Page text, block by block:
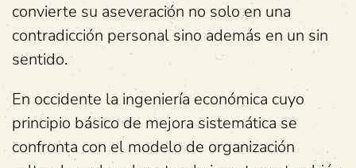
convierte su aseveración no solo en una
contradicción personal sino además en un sin
sentido.
En occidente la ingeniería económica cuyo
principio básico de mejora sistemática se
confronta con el modelo de organización